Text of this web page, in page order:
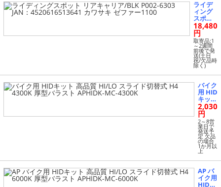
ライデ
ィング
スポッ
ト リア
キャリ
ア/BLK
P002-63
03 JA
N：452
0616513
641 カ
ワサキ
ゼファ
ー1100
18,480
円
取寄品:1
～2週間
前後で発
送(土日
祝/欠品時
除く)
バイク
用 HID
キット
高品質
HI/LO
スライ
ド切替
式 H4
4300K
厚型バ
ラスト
APHI
DK-M
C-4300
K
2,030
円
2～8営
業日で
発送予
定 欠品
の場合
1か月以
上
AP バ
イク用
HIDキ